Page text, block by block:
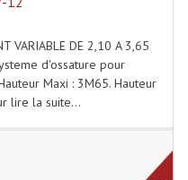
Etc...
Et Accessoires
VARIABLE DE 2,10 A 3,65
d'ossature pour
Maxi : 3M65. Hauteur
lire la suite...